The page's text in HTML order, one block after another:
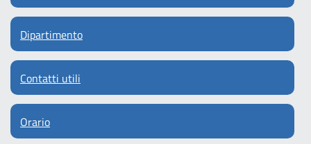
Dipartimento
Contatti utili
Orario